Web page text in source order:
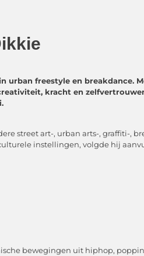
urban freestyle en breakdance.
kracht en
street art-, urban arts-, graffiti-,
instellingen, volgde hij
bewegingen uit hiphop,